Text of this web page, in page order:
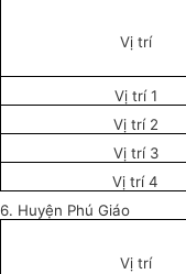
Vị trí
Vị trí 1
Vị trí 2
Vị trí 3
Vị trí 4
6. Huyện Phú Giáo
Vị trí